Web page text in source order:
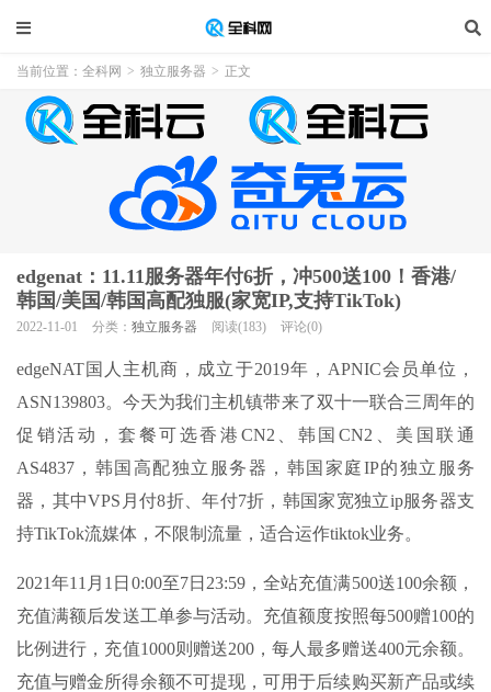
当前位置： 全科网 > 独立服务器 > 正文
edgenat：11.11服务器年付6折，冲500送100！香港/
韩国/美国/韩国高配独服(家宽IP,支持TikTok)
2022-11-01 分类： 独立服务器 阅读(183) 评论(0)
edgeNAT国人主机商，成立于2019年，APNIC会员单位，
ASN139803。今天为我们主机镇带来了双十一联合三周年的
促销活动，套餐可选香港CN2、韩国CN2、美国联通
AS4837，韩国高配独立服务器，韩国家庭IP的独立服务
器，其中VPS月付8折、年付7折，韩国家宽独立ip服务器支
持TikTok流媒体，不限制流量，适合运作tiktok业务。
2021年11月1日0:00至7日23:59，全站充值满500送100余额，
充值满额后发送工单参与活动。充值额度按照每500赠100的
比例进行，充值1000则赠送200，每人最多赠送400元余额。
充值与赠金所得余额不可提现，可用于后续购买新产品或续